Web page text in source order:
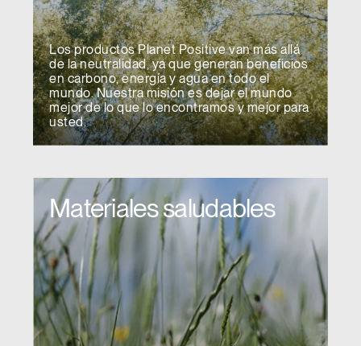
Los productos Planet Positive van más allá
de la neutralidad, ya que generan beneficios
en carbono, energía y agua en todo el
mundo. Nuestra misión es dejar el mundo
mejor de lo que lo encontramos y mejor para
usted.
Materiales saludables